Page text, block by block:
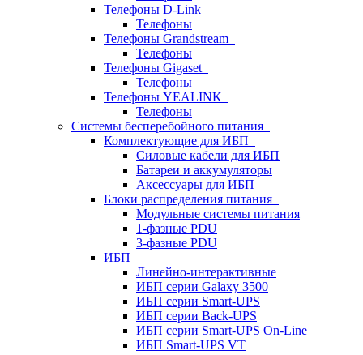
Телефоны D-Link
Телефоны
Телефоны Grandstream
Телефоны
Телефоны Gigaset
Телефоны
Телефоны YEALINK
Телефоны
Системы бесперебойного питания
Комплектующие для ИБП
Силовые кабели для ИБП
Батареи и аккумуляторы
Аксессуары для ИБП
Блоки распределения питания
Модульные системы питания
1-фазные PDU
3-фазные PDU
ИБП
Линейно-интерактивные
ИБП серии Galaxy 3500
ИБП серии Smart-UPS
ИБП серии Back-UPS
ИБП серии Smart-UPS On-Line
ИБП Smart-UPS VT